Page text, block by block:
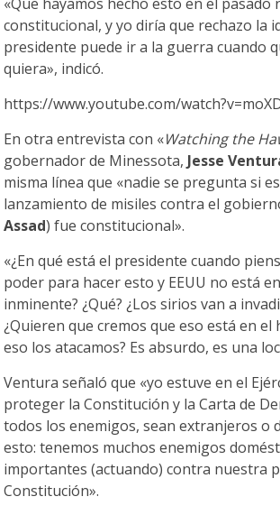
constitucional, y yo diría que rechazo la
presidente puede ir a la guerra cuando
quiera», indicó.
https://www.youtube.com/
En otra entrevista con «Watching the
gobernador de Minessota, Jesse
misma línea que «nadie se pregunta si
lanzamiento de misiles contra el
Assad) fue constitucional».
«¿En qué está el presidente cuando
poder para hacer esto y EEUU no está
inminente? ¿Qué? ¿Los sirios van a
¿Quieren que cremos que eso está en
eso los atacamos? Es absurdo, es una
Ventura señaló que «yo estuve en el
proteger la Constitución y la Carta de
todos los enemigos, sean extranjeros o
esto: tenemos muchos enemigos
importantes (actuando) contra nuestra
Constitución».